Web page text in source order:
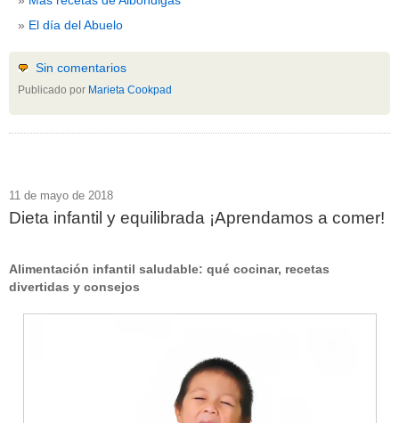
El día del Abuelo
Sin comentarios
Publicado por Marieta Cookpad
11 de mayo de 2018
Dieta infantil y equilibrada ¡Aprendamos a comer!
Alimentación infantil saludable: qué cocinar, recetas
divertidas y consejos